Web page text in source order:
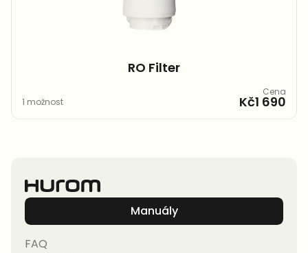
RO Filter​
1 možnost
Cena
Kč1 690
Manuály
FAQ